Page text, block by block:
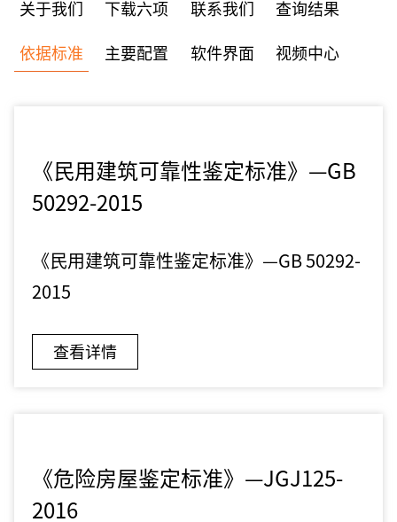
关于我们 下载六项 联系我们 查询结果
依据标准 主要配置 软件界面 视频中心
《民用建筑可靠性鉴定标准》—GB
50292-2015
《民用建筑可靠性鉴定标准》—GB 50292-
2015
查看详情
《危险房屋鉴定标准》—JGJ125-
2016